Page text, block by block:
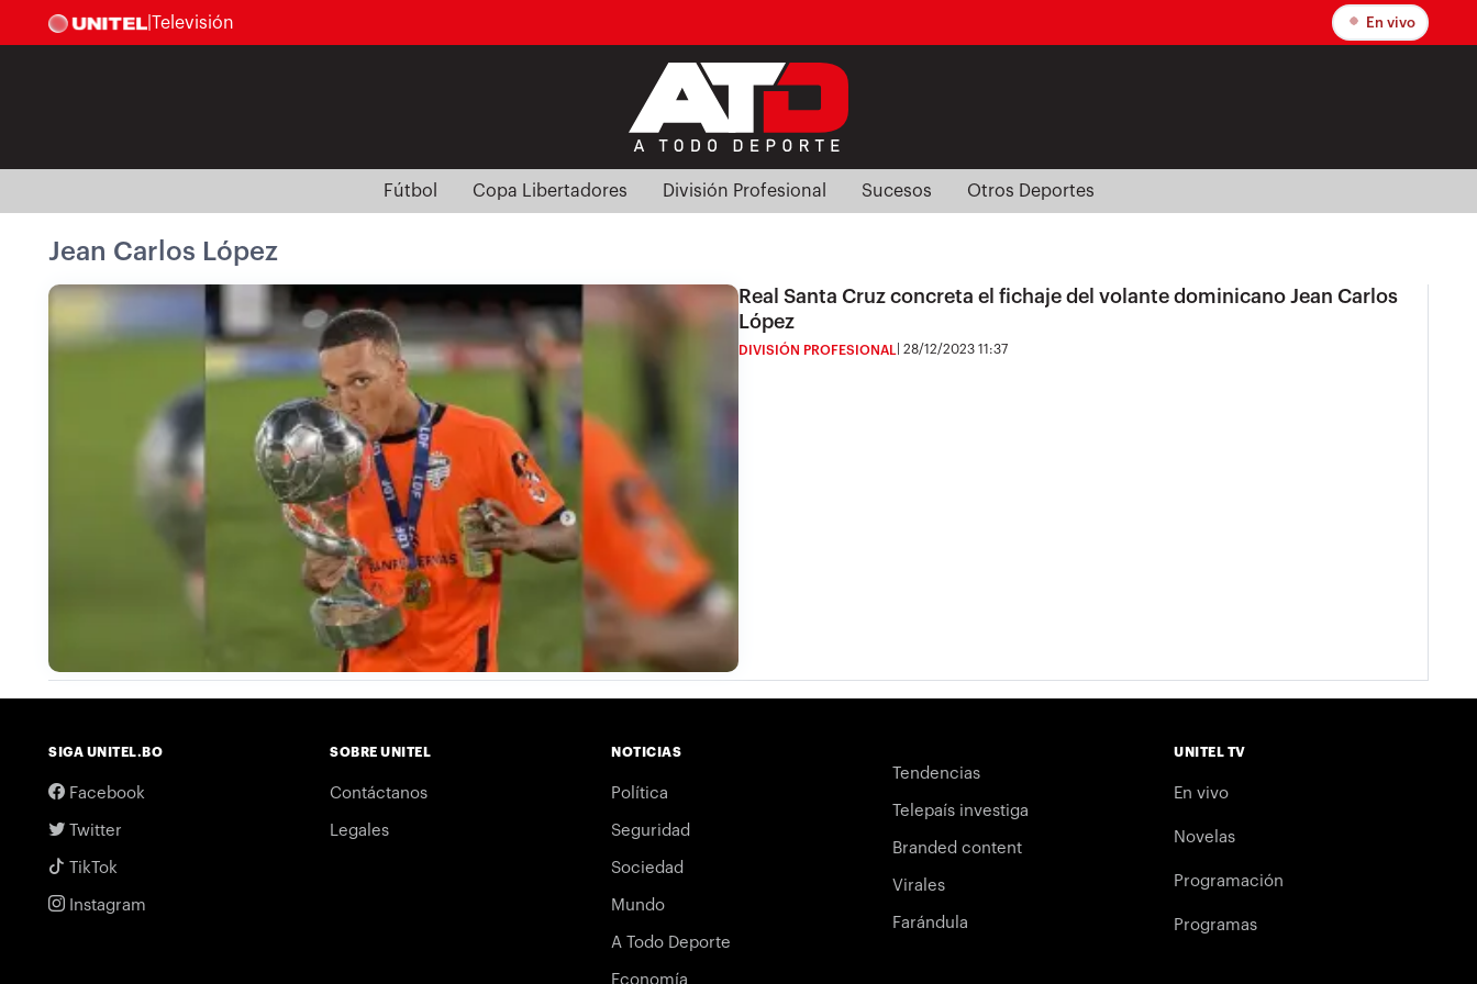
Televisión En vivo
Fútbol Copa Libertadores División Profesional Sucesos Otros Deportes
Jean Carlos López
Real Santa Cruz concreta el fichaje del volante dominicano Jean Carlos
López
DIVISIÓN PROFESIONAL 28/12/2023 11:37
SIGA UNITEL.BO
Facebook
Twitter
TikTok
Instagram
SOBRE UNITEL
Contáctanos
Legales
NOTICIAS
Política
Seguridad
Sociedad
Mundo
A Todo Deporte
Economía
Tendencias
Telepaís investiga
Branded content
Virales
Farándula
UNITEL TV
En vivo
Novelas
Programación
Programas